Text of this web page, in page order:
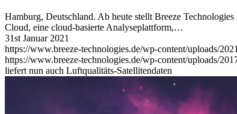
Hamburg, Deutschland. Ab heute stellt Breeze
Cloud, eine cloud-basierte Analyseplattform,…
31st Januar 2021
https://www.breeze-technologies.de/wp-content/uploads/
https://www.breeze-technologies.de/wp-content/uploads/
liefert nun auch Luftqualitäts-Satellitendaten